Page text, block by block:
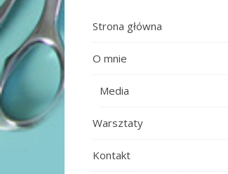
Strona główna
O mnie
Media
Warsztaty
Kontakt